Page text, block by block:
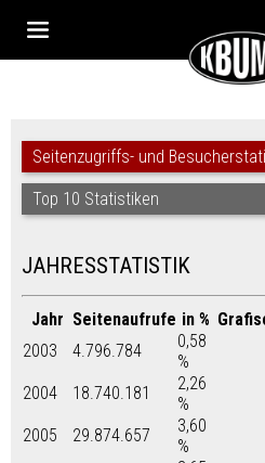
Seitenzugriffs- und
Top 10 Statistiken
JAHRESSTATISTIK
Jahr Seitenaufrufe in %
2003
4.796.784
0,58
%
2004
18.740.181
2,26
%
2005
29.874.657
3,60
%